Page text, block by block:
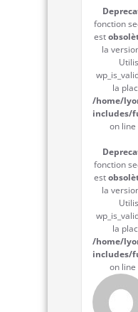
fonction
est
la
la
/home/
includes/
on line
fonction
est
la
la
/home/
includes/
on line